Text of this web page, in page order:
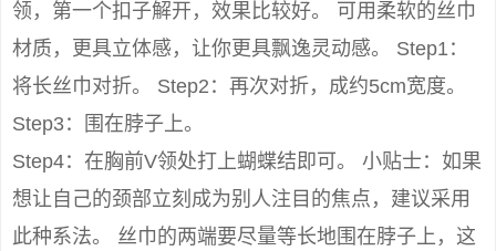
领，第一个扣子解开，效果比较好。 可用柔软的丝巾
材质，更具立体感，让你更具飘逸灵动感。 Step1：
将长丝巾对折。 Step2：再次对折，成约5cm宽度。
Step3：围在脖子上。
Step4：在胸前V领处打上蝴蝶结即可。 小贴士：如果
想让自己的颈部立刻成为别人注目的焦点，建议采用
此种系法。 丝巾的两端要尽量等长地围在脖子上，这